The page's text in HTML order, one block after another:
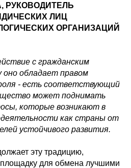
РУКОВОДИТЕЛЬ
ЛИЦ
ОРГАНИЗАЦИЙ
с гражданским
оно обладает правом
- есть соответствующий
может поднимать
которые возникают в
как страны от
устойчивого развития.
эту традицию,
площадку для обмена лучшими